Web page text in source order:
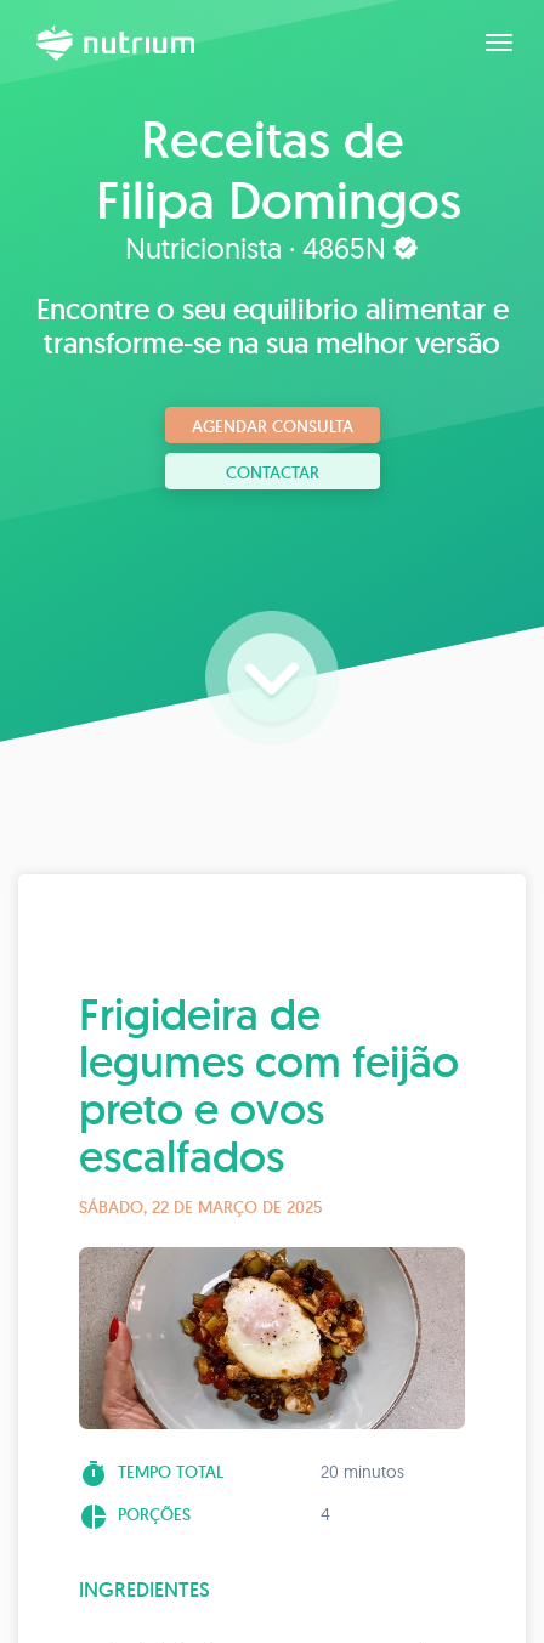
Receitas de
Filipa Domingos
Rodrigues
Nutricionista · 4865N
Encontre o seu equilibrio alimentar e
transforme-se na sua melhor versão
AGENDAR CONSULTA
CONTACTAR
Frigideira de
legumes com feijão
preto e ovos
escalfados
SÁBADO, 22 DE MARÇO DE 2025
timer TEMPO TOTAL 20 minutos
pie_chart PORÇÕES 4
INGREDIENTES